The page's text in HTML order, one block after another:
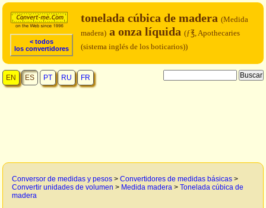
< todos
los convertidores
tonelada cúbica de madera (Medida
madera) a onza líquida (ƒ℥, Apothecaries
(sistema inglés de los boticarios))
EN ES PT RU FR
Conversor de medidas y pesos > Convertidores de medidas básicas >
Convertir unidades de volumen > Medida madera > Tonelada cúbica de
madera